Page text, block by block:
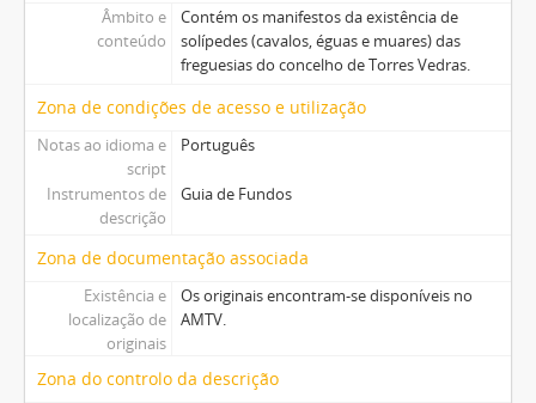
Âmbito e
conteúdo
Contém os manifestos da existência de
solípedes (cavalos, éguas e muares) das
freguesias do concelho de Torres Vedras.
Zona de condições de acesso e utilização
Notas ao idioma e
script
Português
Instrumentos de
descrição
Guia de Fundos
Zona de documentação associada
Existência e
localização de
originais
Os originais encontram-se disponíveis no
AMTV.
Zona do controlo da descrição